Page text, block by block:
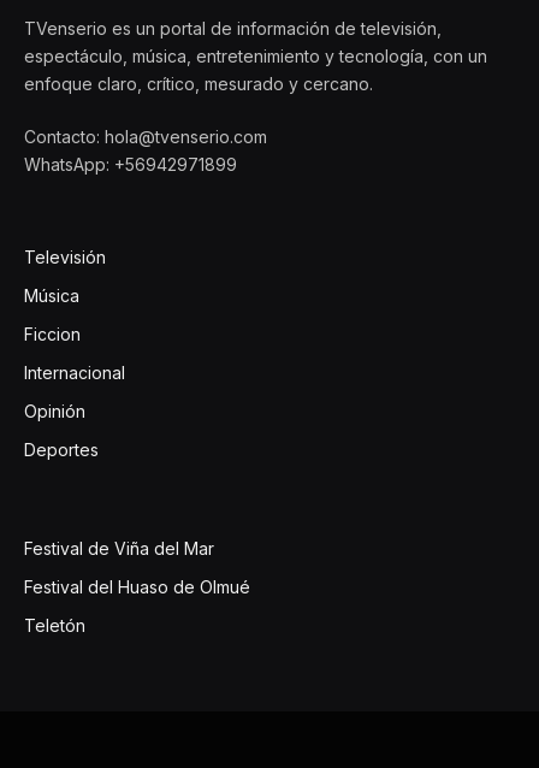
TVenserio es un portal de información de televisión,
espectáculo, música, entretenimiento y tecnología, con un
enfoque claro, crítico, mesurado y cercano.
Contacto: hola@tvenserio.com
WhatsApp: +56942971899
Televisión
Música
Ficcion
Internacional
Opinión
Deportes
Festival de Viña del Mar
Festival del Huaso de Olmué
Teletón